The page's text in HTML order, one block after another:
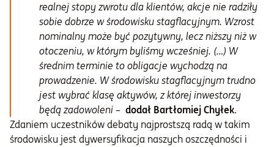
realnej stopy zwrotu dla klientów, akcje nie radziły
sobie dobrze w środowisku stagflacyjnym. Wzrost
nominalny może być pozytywny, lecz niższy niż w
otoczeniu, w którym byliśmy wcześniej. (…) W
średnim terminie to obligacje wychodzą na
prowadzenie. W środowisku stagflacyjnym trudno
jest wybrać klasę aktywów, z której inwestorzy
będą zadowoleni – dodał Bartłomiej Chyłek.
Zdaniem uczestników debaty najprostszą radą w takim
środowisku jest dywersyfikacja naszych oszczędności i